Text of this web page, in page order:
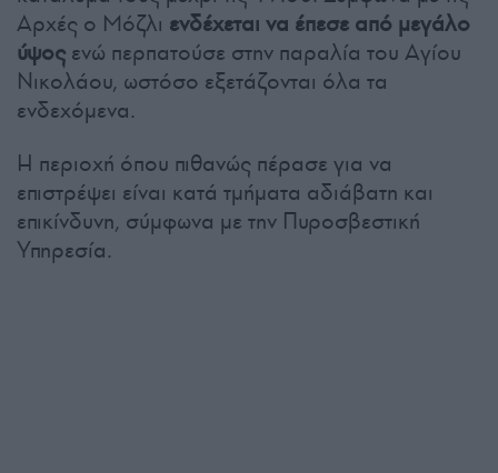
Αρχές ο Μόζλι ενδέχεται να έπεσε από μεγάλο
ύψοςενώ περπατούσε στην παραλία του Αγίου
Νικολάου, ωστόσο εξετάζονται όλα τα
ενδεχόμενα.
Η περιοχή όπου πιθανώς πέρασε για να
επιστρέψει είναι κατά τμήματα αδιάβατη και
επικίνδυνη, σύμφωνα με την Πυροσβεστική
Υπηρεσία.